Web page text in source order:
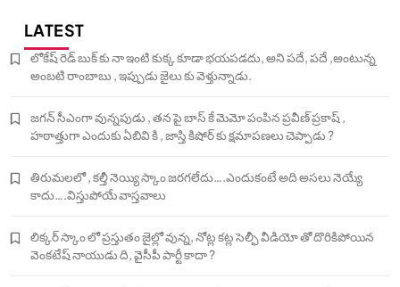
LATEST
లోకేష్ రెడ్ బుక్ కు నా ఇంటి కుక్క కూడా భయపడదు, అని పదే, పదే ,అంటున్న
అంబటి రాంబాబు , ఇప్పుడు జైలు కు వెళ్తున్నాడు.
జగన్ సీఎంగా వున్నపుడు , తన పై బాస్ కే మెమో పంపిన ప్రవీణ్ ప్రకాష్ ,
హఠాత్తుగా ఎందుకు ఏబివి కి , జాస్తి కిషోర్ కు క్షమాపణలు చెప్పాడు ?
తిరుమలలో , కల్తీ నెయ్యి స్కాం జరగలేదు….ఎందుకంటే అది అసలు నెయ్యే
కాదు….విస్తుపోయే వాస్తవాలు
లిక్కర్ స్కాం లో ప్రస్తుతం జైల్లో వున్న, నోట్ల కట్ల సెల్ఫీ వీడియో తో దొరికిపోయిన
వెంకటేష్ నాయుడు ది, వైసీపీ పార్టీ కాదా ?